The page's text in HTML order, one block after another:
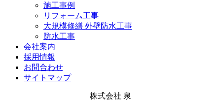
施工事例
リフォーム工事
大規模修繕 外壁防水工事
防水工事
会社案内
採用情報
お問合わせ
サイトマップ
株式会社 泉